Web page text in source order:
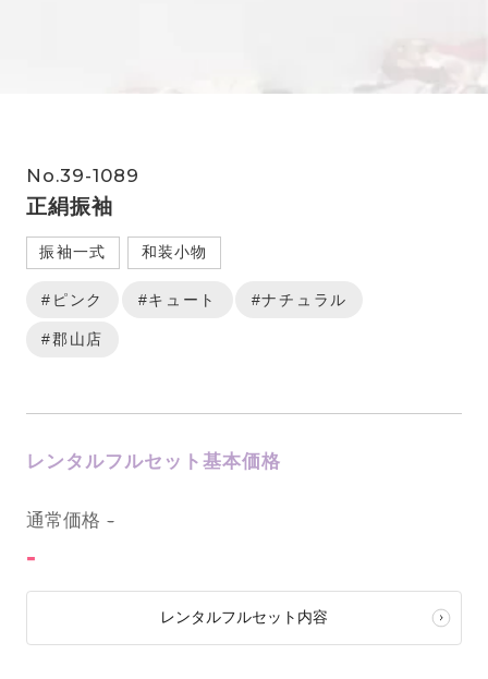
No.39-1089
正絹振袖
振袖一式 和装小物
#ピンク #キュート #ナチュラル
#郡山店
レンタルフルセット基本価格
通常価格 -
-
レンタルフルセット内容